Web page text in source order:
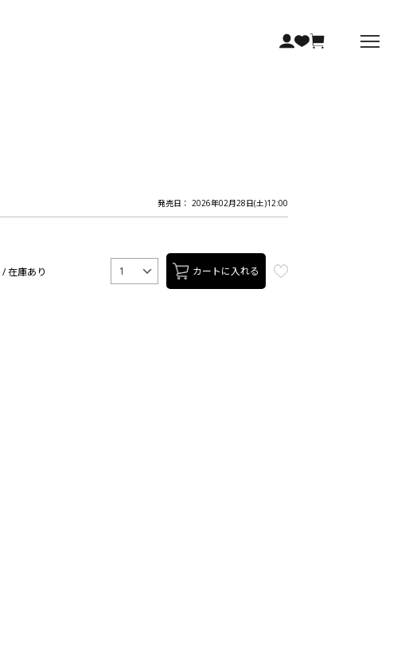
発売日： 2026年02月28日(土)12:00
/ 在庫あり 1 カートに入れる